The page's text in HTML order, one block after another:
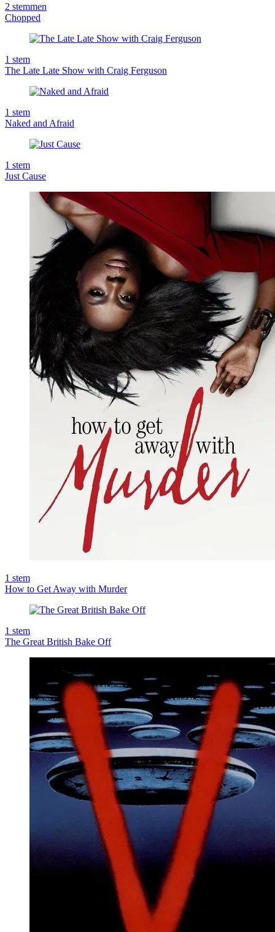
2 stemmen
Chopped
1 stem
The Late Late Show with Craig Ferguson
1 stem
Naked and Afraid
1 stem
Just Cause
1 stem
How to Get Away with Murder
1 stem
The Great British Bake Off